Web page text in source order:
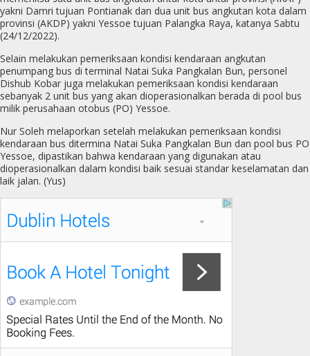
yakni Damri tujuan Pontianak dan dua unit bus angkutan kota dalam
provinsi (AKDP) yakni Yessoe tujuan Palangka Raya, katanya Sabtu
(24/12/2022).
Selain melakukan pemeriksaan kondisi kendaraan angkutan
penumpang bus di terminal Natai Suka Pangkalan Bun, personel
Dishub Kobar juga melakukan pemeriksaan kondisi kendaraan
sebanyak 2 unit bus yang akan dioperasionalkan berada di pool bus
milik perusahaan otobus (PO) Yessoe.
Nur Soleh melaporkan setelah melakukan pemeriksaan kondisi
kendaraan bus ditermina Natai Suka Pangkalan Bun dan pool bus PO
Yessoe, dipastikan bahwa kendaraan yang digunakan atau
dioperasionalkan dalam kondisi baik sesuai standar keselamatan dan
laik jalan. (Yus)